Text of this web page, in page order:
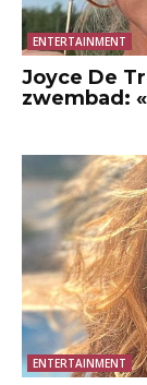
ENTERTAINMENT
Joyce De
zwembad:
ENTERTAINMENT